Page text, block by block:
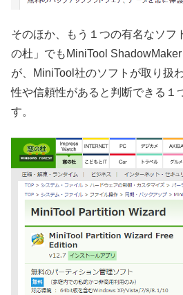
そのほか、もう１つの有名なソフ
の杜」でもMiniTool
が、MiniTool社のソフトが取り扱
性や信頼性があると判断できる１
す。